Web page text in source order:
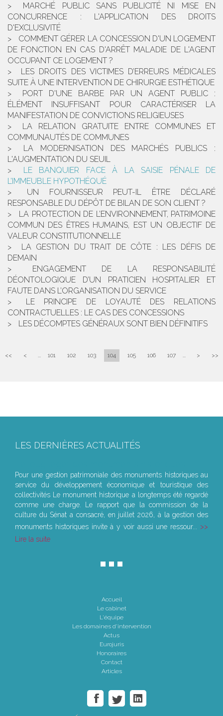
MARCHÉ PUBLIC SANS PUBLICITÉ NI MISE EN
CONCURRENCE : L'APPLICATION DES DROITS
D'EXCLUSIVITÉ
COMMENT GÉRER LA CONCESSION D'UN LOGEMENT
DE FONCTION EN CAS D'ARRÊT MALADIE DE L'AGENT
OCCUPANT CE LOGEMENT ?
LES DROITS DES VICTIMES D’ERREURS MÉDICALES
SUITE À UNE INTERVENTION DE CHIRURGIE ESTHÉTIQUE
PORT D'UNE BARBE PAR UN AGENT PUBLIC :
ÉLÉMENT INSUFFISANT POUR CARACTÉRISER LA
MANIFESTATION DE CONVICTIONS RELIGIEUSES
LA RELATION GRATUITE ENTRE COMMUNES ET
COMMUNAUTÉS DE COMMUNES
LA MODERNISATION DES MARCHÉS PUBLICS :
L'AUGMENTATION DU SEUIL
LE BANQUIER FACE À LA SAISIE PÉNALE DE
L’IMMEUBLE HYPOTHÉQUÉ
UN FOURNISSEUR PEUT-IL ÊTRE DÉCLARÉ
RESPONSABLE DU DÉPÔT DE BILAN DE SON CLIENT ?
LA PROTECTION DE L’ENVIRONNEMENT, PATRIMOINE
COMMUN DES ÊTRES HUMAINS, EST UN OBJECTIF DE
VALEUR CONSTITUTIONNELLE
LA GESTION DU TRAIT DE CÔTE : LES DÉFIS DE
DEMAIN
ENGAGEMENT DE LA RESPONSABILITÉ
DÉONTOLOGIQUE D’UN PRATICIEN HOSPITALIER ET
FAUTE DANS L’ORGANISATION DU SERVICE
LE PRINCIPE DE LOYAUTÉ DES RELATIONS
CONTRACTUELLES : LE CAS DES CONCESSIONS
LES DÉCOMPTES GÉNÉRAUX SONT BIEN DÉFINITIFS
<< < ... 101 102 103 104 105 106 107 ... > >>
LES DERNIÈRES ACTUALITÉS
Pour une gestion patrimoniale des monuments historiques au
service du développement économique et touristique des
collectivités Le monument historique a longtemps été regardé
comme une charge. Le rapport que la commission de la
culture du Sénat a consacré, en juillet 2026, à la gestion des
monuments historiques invite à y voir aussi une ressour...
Lire la suite
Accueil
Le cabinet
L'équipe
Les domaines d'intervention
Actus
Eurojuris
Honoraires
Contact
Articles